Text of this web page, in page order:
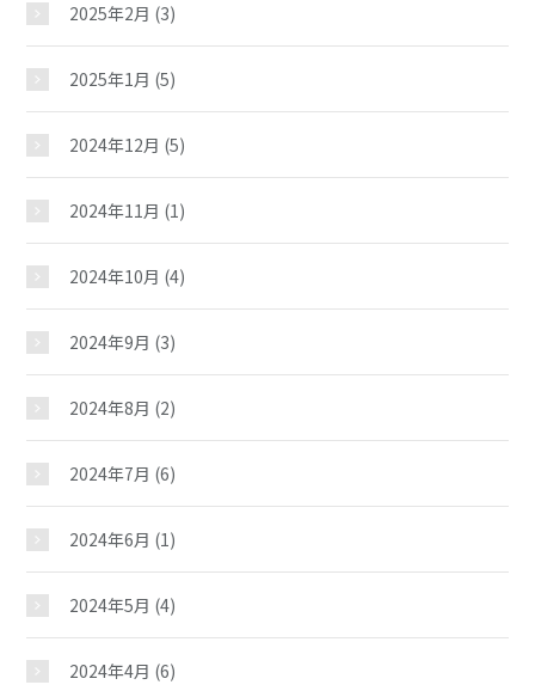
諸江児童館
おしらせ
イベント
2025年2月 (3)
2025年1月 (5)
2024年12月 (5)
2024年11月 (1)
2024年10月 (4)
2024年9月 (3)
2024年8月 (2)
2024年7月 (6)
2024年6月 (1)
2024年5月 (4)
2024年4月 (6)